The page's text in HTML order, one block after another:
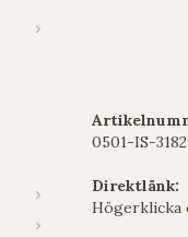
0501-IS-3182
Direktlänk:
Högerklicka